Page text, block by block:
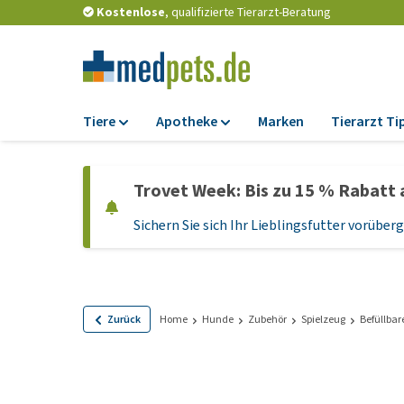
Kostenlose, qualifizierte Tierarzt-Beratung
Tiere
Trockenfutter
Nassfutter
Hundefutter
Apotheke
Zeckenschutz und
Flohmittel
Probiotika und
Marken Tierarzt
Trovet Week: Bis zu 15 %
Sichern Sie sich Ihr Lieblingsfutter
Zurück Home Hunde Zubehör Spielzeug